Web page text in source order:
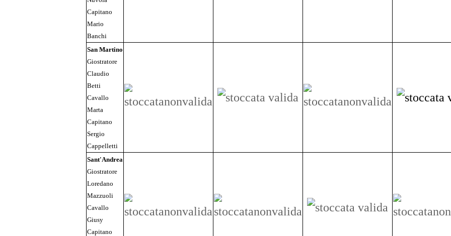
Capitano
Mario
Banchi
San Martino
Giostratore
Claudio
Betti
Cavallo
Marta
Capitano
Sergio
Cappelletti
Sant'Andrea
Giostratore
Loredano
Mazzuoli
Cavallo
Giusy
Capitano